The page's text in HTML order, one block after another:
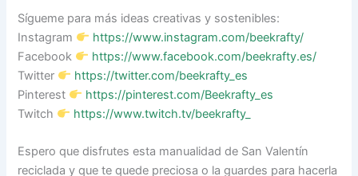
Sígueme para más ideas creativas y sostenibles:
Instagram
https://www.instagram.com/beekrafty/
Facebook
https://www.facebook.com/beekrafty.es/
Twitter
https://twitter.com/beekrafty_es
Pinterest
https://pinterest.com/Beekrafty_es
Twitch
https://www.twitch.tv/beekrafty_
Espero que disfrutes esta manualidad de San Valentín
reciclada y que te quede preciosa o la guardes para hacerla